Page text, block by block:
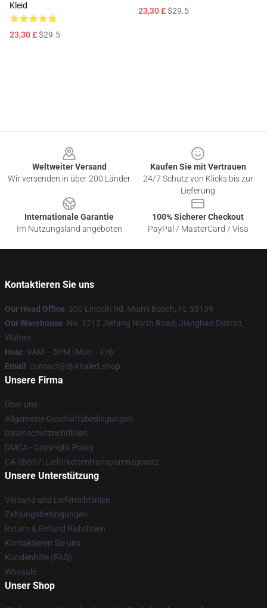
Kleid
23,30 £$29.5
23,30 £$29.5
Weltweiter Versand
Wir versenden in über 200 Länder
Kaufen Sie mit Vertrauen
24/7 Schutz von Klicks bis zur
Lieferung
Internationale Garantie
Im Nutzungsland angeboten
100% Sicherer Checkout
PayPal / MasterCard / Visa
Kontaktieren Sie uns
Our Head Office: 350 Lincoln Rd, Miami Beach, FL 33139
Our Warehouse: No. 1212 Jiefang North Road, Jianghan District,
Wuhan
Hour: 9AM – 5PM (Mon – Fri)
Email : contact@dj-khaled.shop
Unsere Firma
Über uns
Allgemeine Geschäftsbedingungen
Datenschutzrichtlinien
DMCA - Copyright Policy
CA SB657: Lieferkettentransparenzgesetz
Unsere Unterstützung
Versand und Lieferrichtlinien
Zahlungsbedingungen
Return & Refund Richtlinien
Kontaktieren Sie uns
Kundenhilfe (FAQ)
Whosale
Unser Shop